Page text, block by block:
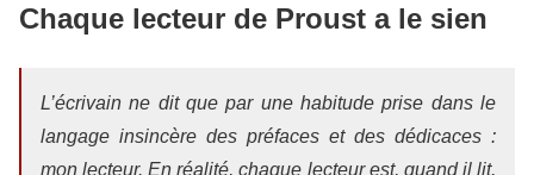
Chaque lecteur de Proust a le sien
L’écrivain ne dit que par une habitude prise dans le
langage insincère des préfaces et des dédicaces :
mon lecteur. En réalité, chaque lecteur est, quand il lit,